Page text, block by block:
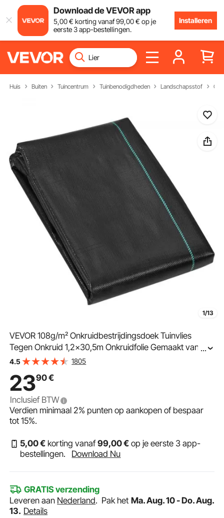
Download de VEVOR app
5,00€ korting vanaf99,00€ op je
eerste 3 app-bestellingen.
Installeren
Huis Buiten Tuincentrum Tuinbenodigdheden Landschapsstof
1/13
VEVOR 108g/m² Onkruidbestrijdingsdoek Tuinvlies
Tegen Onkruid 1,2x30,5m Onkruidfolie Gemaakt van PP
Waterdoorlatend Scheurvast Corrosiewerend
Onkruidbescherming Gronddoek
...
4.5 1805
2390€
Inclusief BTW
Verdien minimaal2% punten op aankopen of bespaar
tot15%.
5,00€ korting vanaf99,00€ op je eerste 3 app-
bestellingen.
Download Nu
GRATIS verzending
Leveren aan Nederland. Pak het Ma. Aug. 10 - Do. Aug.
13. Details